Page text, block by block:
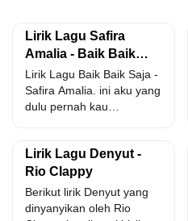
Lirik Lagu Safira
Amalia - Baik Baik
Saja
Lirik Lagu Baik Baik Saja -
Safira Amalia. ini aku yang
dulu pernah kau
Lirik Lagu Denyut -
Rio Clappy
Berikut lirik Denyut yang
dinyanyikan oleh Rio